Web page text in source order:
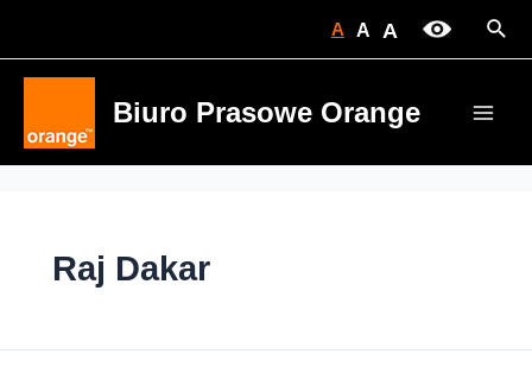
A A A
Biuro Prasowe Orange
Raj Dakar